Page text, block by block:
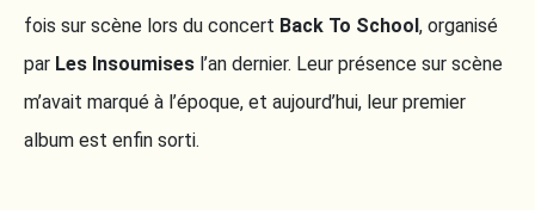
fois sur scène lors du concert Back To School, organisé
par Les Insoumises l’an dernier. Leur présence sur scène
m’avait marqué à l’époque, et aujourd’hui, leur premier
album est enfin sorti.